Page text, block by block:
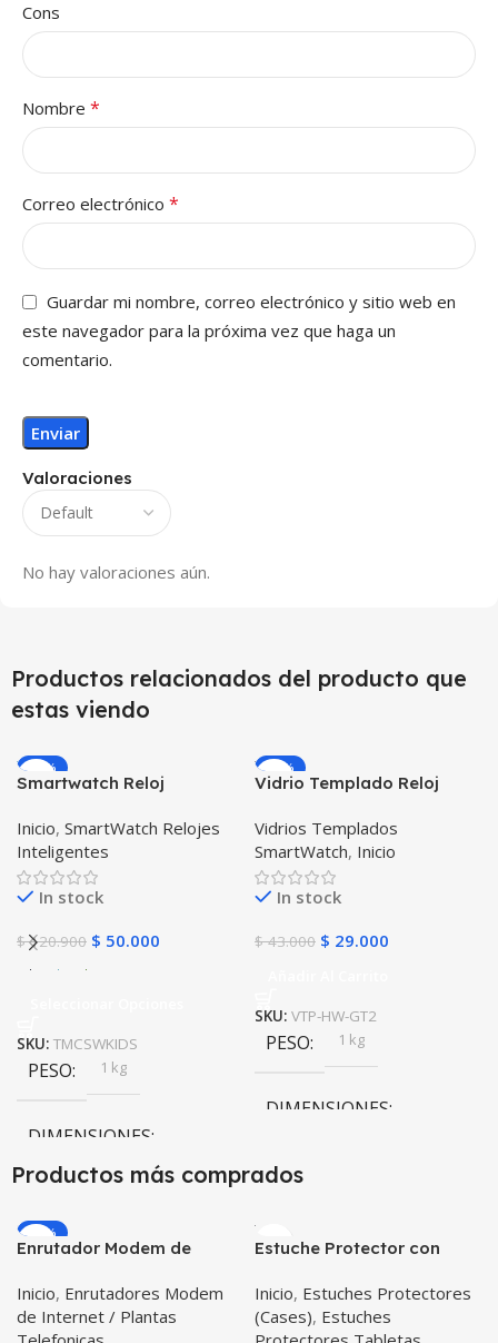
Valoraciones
No hay valoraciones aún.
Cons
Nombre *
Correo electrónico *
Guardar mi nombre, correo electrónico y sitio web en
este navegador para la próxima vez que haga un
comentario.
Productos relacionados del producto que
estas viendo
-59%
Smartwatch Reloj
GPS Ubicar Niños SOS
Inicio, SmartWatch Relojes
Inteligentes
In stock
$120.900 $ 50.000
SKU: TMCSWKIDS
PESO 1 kg
DIMENSIONES
COLOR
Negro,Azul , Verde ,Rosa
Azul Oscuro
-33%
Vidrio Templado Reloj
Huawei Gt2 46mm X2
Unidades
Vidrios Templados
SmartWatch, Inicio
In stock
$43.000 $ 29.000
SKU: VTP-HW-GT2
PESO 1 kg
DIMENSIONES
20 × 20 × 20 cm
Productos más comprados
-20%
Enrutador Modem de
Libre Todo Operador 4G
LTE SIMCARD
Inicio, Enrutadores Modem
de Internet / Plantas
Estuche Protector con
Tablet Samsung Galaxy
Tab A8 10.5 2021 – 2022
Inicio, Estuches Protectores
(Cases), Estuches